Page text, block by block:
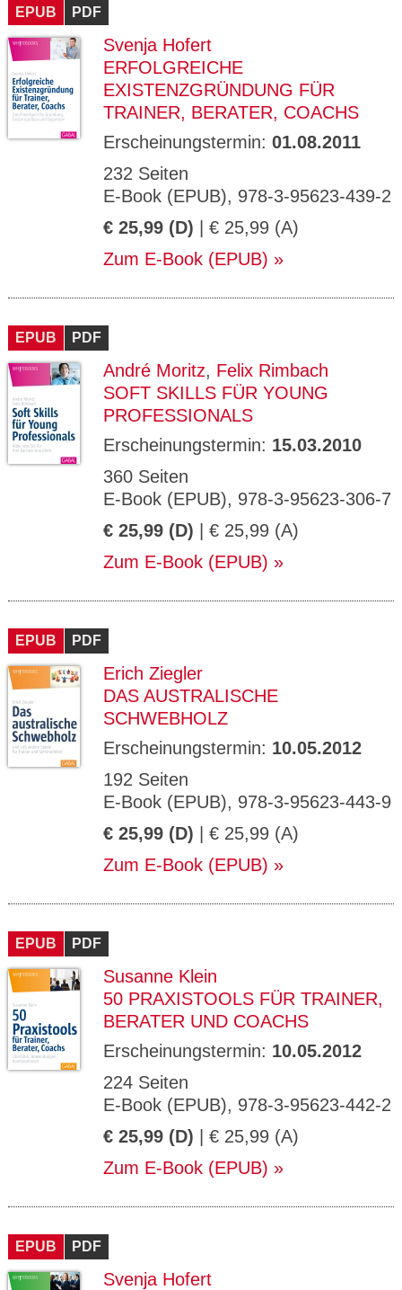
EPUB PDF
Svenja Hofert
ERFOLGREICHE
EXISTENZGRÜNDUNG FÜR
TRAINER, BERATER, COACHS
Erscheinungstermin: 01.08.2011
232 Seiten
E-Book (EPUB), 978-3-95623-439-2
€ 25,99 (D) | € 25,99 (A)
Zum E-Book (EPUB)
EPUB PDF
André Moritz, Felix Rimbach
SOFT SKILLS FÜR YOUNG
PROFESSIONALS
Erscheinungstermin: 15.03.2010
360 Seiten
E-Book (EPUB), 978-3-95623-306-7
€ 25,99 (D) | € 25,99 (A)
Zum E-Book (EPUB)
EPUB PDF
Erich Ziegler
DAS AUSTRALISCHE
SCHWEBHOLZ
Erscheinungstermin: 10.05.2012
192 Seiten
E-Book (EPUB), 978-3-95623-443-9
€ 25,99 (D) | € 25,99 (A)
Zum E-Book (EPUB)
EPUB PDF
Susanne Klein
50 PRAXISTOOLS FÜR TRAINER,
BERATER UND COACHS
Erscheinungstermin: 10.05.2012
224 Seiten
E-Book (EPUB), 978-3-95623-442-2
€ 25,99 (D) | € 25,99 (A)
Zum E-Book (EPUB)
EPUB PDF
Svenja Hofert